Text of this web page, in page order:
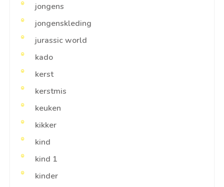
jongens
jongenskleding
jurassic world
kado
kerst
kerstmis
keuken
kikker
kind
kind 1
kinder